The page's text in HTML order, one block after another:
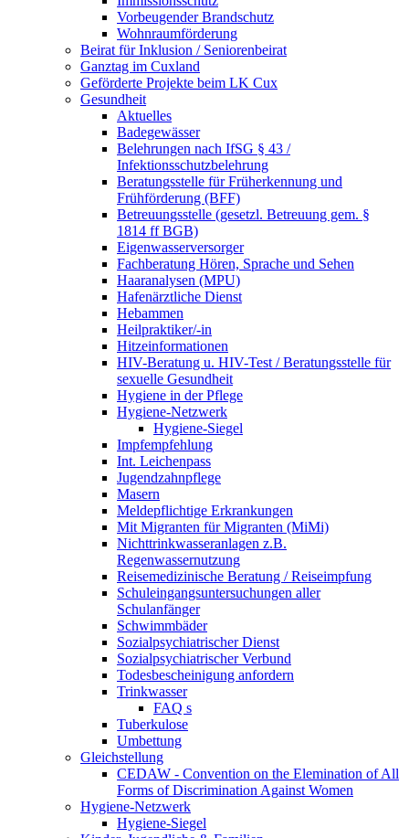
Vorbeugender Brandschutz
Wohnraumförderung
Beirat für Inklusion / Seniorenbeirat
Ganztag im Cuxland
Geförderte Projekte beim LK Cux
Gesundheit
Aktuelles
Badegewässer
Belehrungen nach IfSG § 43 /
Infektionsschutzbelehrung
Beratungsstelle für Früherkennung und
Frühförderung (BFF)
Betreuungsstelle (gesetzl. Betreuung gem. §
1814 ff BGB)
Eigenwasserversorger
Fachberatung Hören, Sprache und Sehen
Haaranalysen (MPU)
Hafenärztliche Dienst
Hebammen
Heilpraktiker/-in
Hitzeinformationen
HIV-Beratung u. HIV-Test / Beratungsstelle für
sexuelle Gesundheit
Hygiene in der Pflege
Hygiene-Netzwerk
Hygiene-Siegel
Impfempfehlung
Int. Leichenpass
Jugendzahnpflege
Masern
Meldepflichtige Erkrankungen
Mit Migranten für Migranten (MiMi)
Nichttrinkwasseranlagen z.B.
Regenwassernutzung
Reisemedizinische Beratung / Reiseimpfung
Schuleingangsuntersuchungen aller
Schulanfänger
Schwimmbäder
Sozialpsychiatrischer Dienst
Sozialpsychiatrischer Verbund
Todesbescheinigung anfordern
Trinkwasser
FAQ s
Tuberkulose
Umbettung
Gleichstellung
CEDAW - Convention on the Elemination of All
Forms of Discrimination Against Women
Hygiene-Netzwerk
Hygiene-Siegel